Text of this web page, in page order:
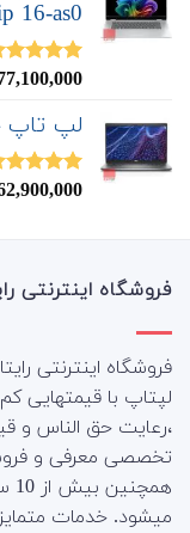
16-as0
نمره4.67
لپ تاپ 14 اینچی Dell مدل Latitude 5430
نمره5.00
فروشگاه اینترنتی
فروشگاه اینترنتی
لپتاپ با قیمتهایی
،رعایت حق الناس و
تخصصی معرفی و
میشود. خدمات